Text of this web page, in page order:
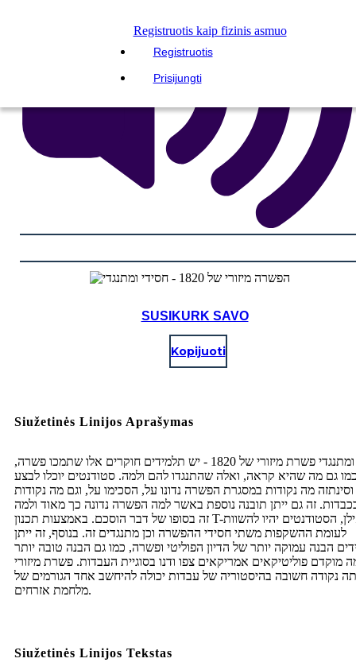
Registruotis kaip fizinis asmuo
Registruotis
Prisijungti
SUSIKURK SAVO
Kopijuoti
Siužetinės Linijos Aprašymas
חסידי ומתנגדי פשרת מיזורי של 1820 - יש תלמידים חוקרים אלו שתמכו פשרה,
גם מה שהיא קראה, ואלה שהתנגדו להם ולמה. סטודנטים יוכלו לבצע
וסינתזה מה נקודות במסגרת הפשרה נדונו על, הסכימו על, וגם מה נקודות
בכבדות. זה גם ייתן תובנה נוספת באשר למה הפשרה נדונה כך מאוד ולמה
זה בסופו של דבר הוסכם. באמצעות תכנון T-אילן, הסטודנטים יהיו להשוות
לעומת ההשקפות משתי חסידי ההפשרה וכן מתנגדים זה. בנוסף, זה ייתן
הבנה עמוקה יותר של הדיון הפוליטי ופשרה, כמו גם הבנה טובה יותר
מוקדם פוליטיקאים אמריקאים צפו ודנו בסוגיית העבדות. פשרת מיזורי
נקודה חשובה בהיסטוריה של עבדות יכולה להיחשב אחד הגורמים של
מלחמת אזרחים.
Siužetinės Linijos Tekstas